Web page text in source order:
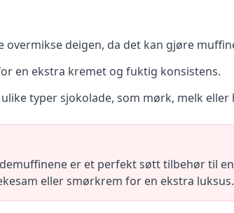
overmikse deigen, da det kan gjøre
en ekstra kremet og fuktig konsistens.
typer sjokolade, som mørk, melk
er et perfekt søtt tilbehør til
eller smørkrem for en ekstra luksus.